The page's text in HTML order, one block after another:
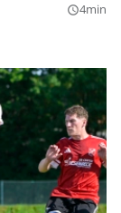
query_builder4min